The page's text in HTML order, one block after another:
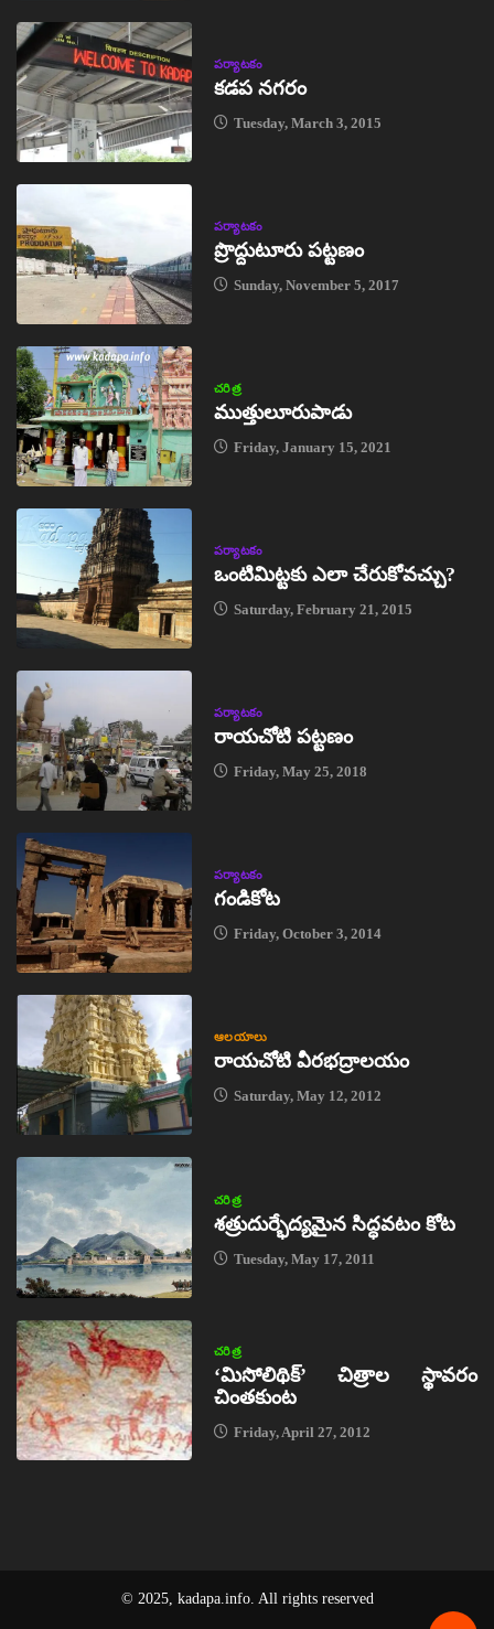
పర్యాటకం
కడప నగరం
Tuesday, March 3, 2015
పర్యాటకం
ప్రొద్దుటూరు పట్టణం
Sunday, November 5, 2017
చరిత్ర
ముత్తులూరుపాడు
Friday, January 15, 2021
పర్యాటకం
ఒంటిమిట్టకు ఎలా చేరుకోవచ్చు?
Saturday, February 21, 2015
పర్యాటకం
రాయచోటి పట్టణం
Friday, May 25, 2018
పర్యాటకం
గండికోట
Friday, October 3, 2014
ఆలయాలు
రాయచోటి వీరభద్రాలయం
Saturday, May 12, 2012
చరిత్ర
శత్రుదుర్భేద్యమైన సిద్ధవటం కోట
Tuesday, May 17, 2011
చరిత్ర
‘మిసోలిథిక్‌’ చిత్రాల స్థావరం
చింతకుంట
Friday, April 27, 2012
© 2025, kadapa.info. All rights reserved